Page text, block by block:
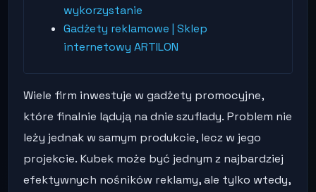
wykorzystanie
Gadżety reklamowe | Sklep
internetowy ARTILON
Wiele firm inwestuje w gadżety promocyjne,
które finalnie lądują na dnie szuflady. Problem nie
leży jednak w samym produkcie, lecz w jego
projekcie. Kubek może być jednym z najbardziej
efektywnych nośników reklamy, ale tylko wtedy,